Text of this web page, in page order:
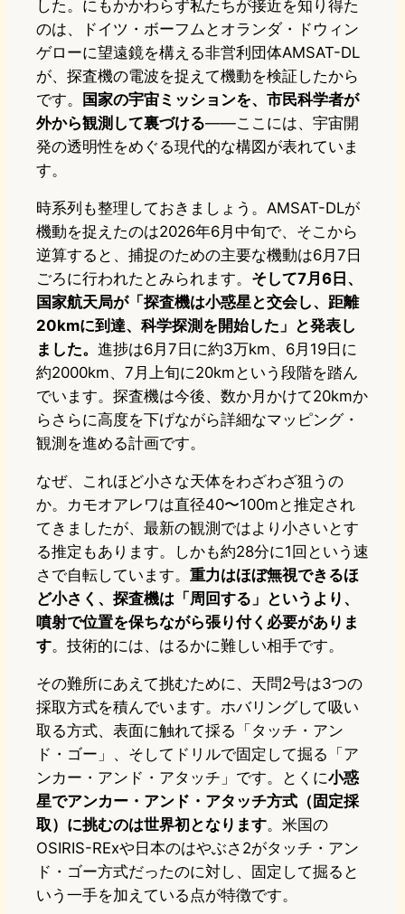
した。にもかかわらず私たちが接近を知り得た
のは、ドイツ・ボーフムとオランダ・ドウィン
ゲローに望遠鏡を構える非営利団体AMSAT-DL
が、探査機の電波を捉えて機動を検証したから
です。
国家の宇宙ミッションを、市民科学者が
外から観測して裏づける――ここには、宇宙開
発の透明性をめぐる現代的な構図が表れていま
す。
時系列も整理しておきましょう。AMSAT-DLが
機動を捉えたのは2026年6月中旬で、そこから
逆算すると、捕捉のための主要な機動は6月7日
ごろに行われたとみられます。 そして7月6日、
国家航天局が「探査機は小惑星と交会し、距離
20kmに到達、科学探測を開始した」と発表し
ました。 進捗は6月7日に約3万km、6月19日に
約2000km、7月上旬に20kmという段階を踏ん
でいます。探査機は今後、数か月かけて20kmか
らさらに高度を下げながら詳細なマッピング・
観測を進める計画です。
なぜ、これほど小さな天体をわざわざ狙うの
か。カモオアレワは直径40〜100mと推定され
てきましたが、最新の観測ではより小さいとす
る推定もあります。しかも約28分に1回という速
さで自転しています。 重力はほぼ無視できるほ
ど小さく、探査機は「周回する」というより、
噴射で位置を保ちながら張り付く必要がありま
す。技術的には、はるかに難しい相手です。
その難所にあえて挑むために、天問2号は3つの
採取方式を積んでいます。ホバリングして吸い
取る方式、表面に触れて採る「タッチ・アン
ド・ゴー」、そしてドリルで固定して掘る「ア
ンカー・アンド・アタッチ」です。とくに小惑
星でアンカー・アンド・アタッチ方式（固定採
取）に挑むのは世界初となります。米国の
OSIRIS-RExや日本のはやぶさ2がタッチ・アン
ド・ゴー方式だったのに対し、固定して掘ると
いう一手を加えている点が特徴です。